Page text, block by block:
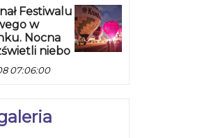
Festiwalu
w
Nocna
niebo
07:06:00